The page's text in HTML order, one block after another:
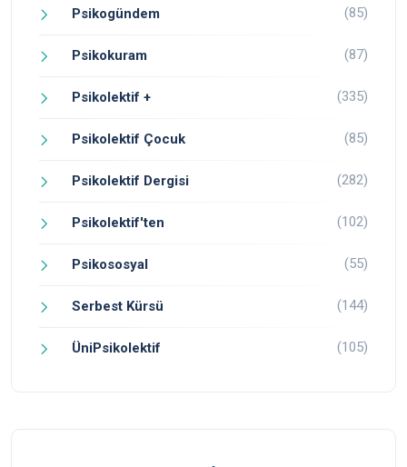
Psikogündem (85)
Psikokuram (87)
Psikolektif + (335)
Psikolektif Çocuk (85)
Psikolektif Dergisi (282)
Psikolektif'ten (102)
Psikososyal (55)
Serbest Kürsü (144)
ÜniPsikolektif (105)